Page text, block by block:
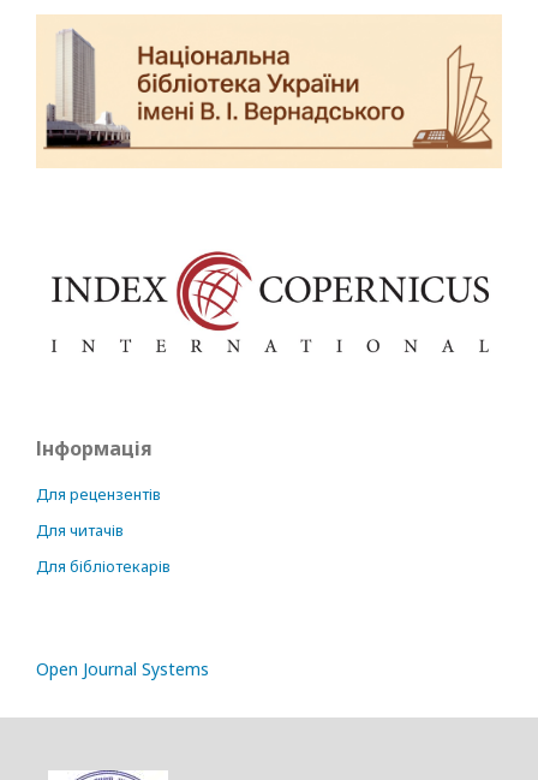
Інформація
Для рецензентів
Для читачів
Для бібліотекарів
Open Journal Systems